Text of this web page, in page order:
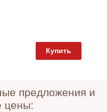
Купить
предложения и
цены: